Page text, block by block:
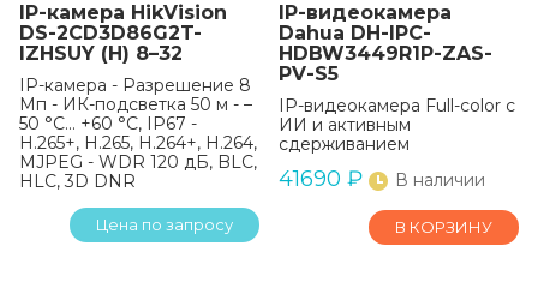
IP-камера HikVision
DS-2CD3D86G2T-
IZHSUY (H) 8–32
IP-камера - Разрешение 8
Мп - ИК-подсветка 50 м - –
50 °C... +60 °C, IP67 -
H.265+, H.265, H.264+, H.264,
MJPEG - WDR 120 дБ, BLC,
HLC, 3D DNR
Цена по запросу
IP-видеокамера
Dahua DH-IPC-
HDBW3449R1P-ZAS-
PV-S5
IP-видеокамера Full-color с
ИИ и активным
сдерживанием
41690 ₽ В наличии
В КОРЗИНУ